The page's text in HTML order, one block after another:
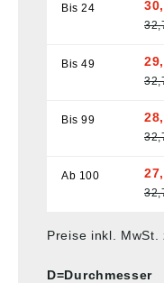
Bis24
Bis49
Bis99
Ab 100
Preise inkl. MwSt.
D=Durchmesser